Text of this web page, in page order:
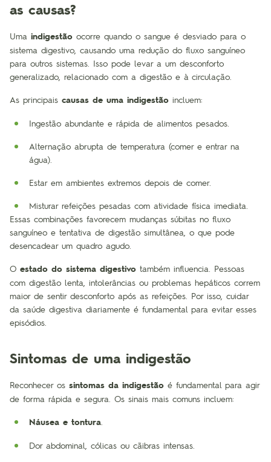
as causas?
Uma indigestão ocorre quando o sangue é desviado para o
sistema digestivo, causando uma redução do fluxo sanguíneo
para outros sistemas. Isso pode levar a um desconforto
generalizado, relacionado com a digestão e à circulação.
As principais causas de uma indigestão incluem:
Ingestão abundante e rápida de alimentos pesados.
Alternação abrupta de temperatura (comer e entrar na
água).
Estar em ambientes extremos depois de comer.
Misturar refeições pesadas com atividade física imediata.
Essas combinações favorecem mudanças súbitas no fluxo
sanguíneo e tentativa de digestão simultânea, o que pode
desencadear um quadro agudo.
O estado do sistema digestivo também influencia. Pessoas
com digestão lenta, intolerâncias ou problemas hepáticos correm
maior de sentir desconforto após as refeições. Por isso, cuidar
da saúde digestiva diariamente é fundamental para evitar esses
episódios.
Sintomas de uma indigestão
Reconhecer os sintomas da indigestão é fundamental para agir
de forma rápida e segura. Os sinais mais comuns incluem:
Náusea e tontura
Dor abdominal, cólicas ou cãibras intensas.